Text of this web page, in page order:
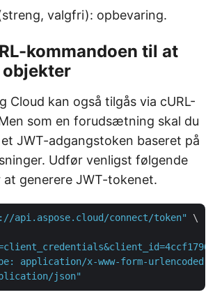
valgfri): opbevaring.
kommandoen til at
objekter
Cloud kan også tilgås via cURL-
som en forudsætning skal du
JWT-adgangstoken baseret på
Udfør venligst følgende
generere JWT-tokenet.
api.aspose.cloud/connect/token"
\
application/x-www-form-urlencoded"
json"